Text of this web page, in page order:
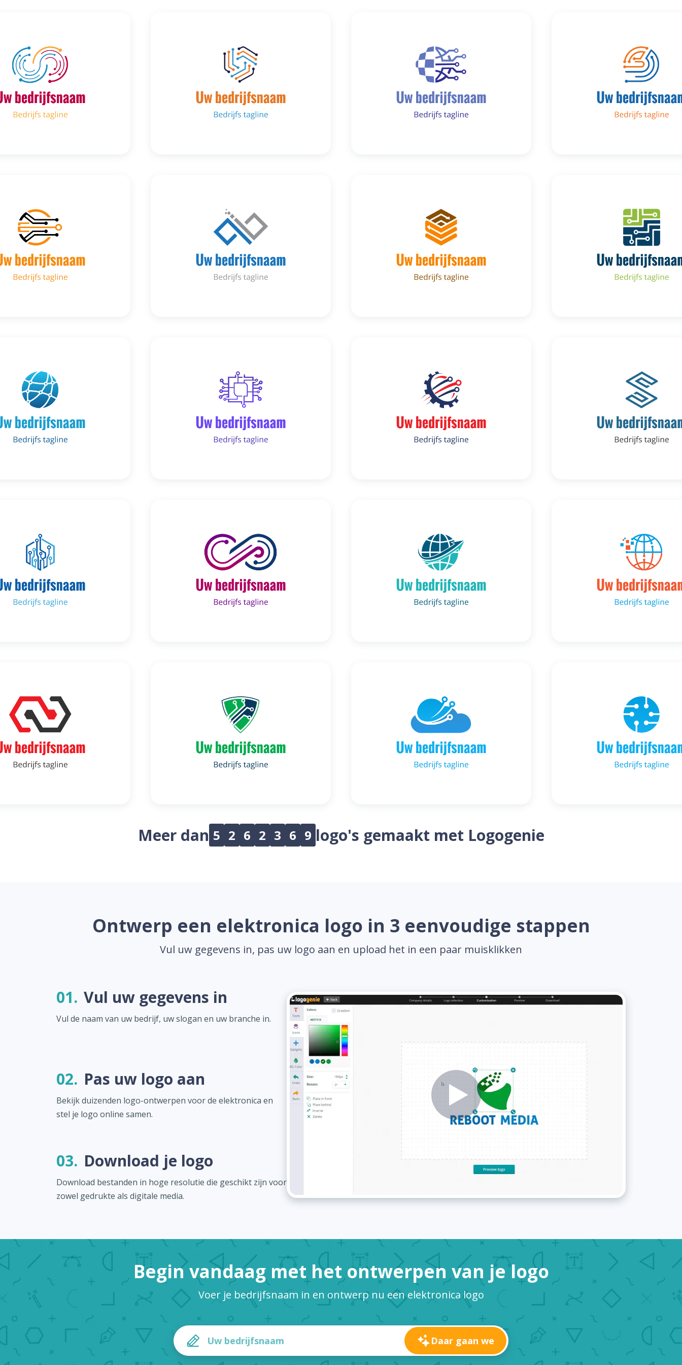
Meer dan 5 2 6 2 3 6 9 logo's gemaakt met Logogenie
Ontwerp een elektronica logo in 3 eenvoudige stappen
Vul uw gegevens in, pas uw logo aan en upload het in een paar muisklikken
01. Vul uw gegevens in
Vul de naam van uw bedrijf, uw slogan en uw branche in.
02. Pas uw logo aan
Bekijk duizenden logo-ontwerpen voor de elektronica en
stel je logo online samen.
03. Download je logo
Download bestanden in hoge resolutie die geschikt zijn voor
zowel gedrukte als digitale media.
Begin vandaag met het ontwerpen van je logo
Voer je bedrijfsnaam in en ontwerp nu een elektronica logo
Daar gaan we